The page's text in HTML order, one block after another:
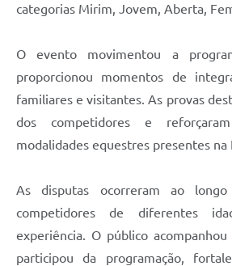
categorias Mirim, Jovem, Aberta,
O evento movimentou a
proporcionou momentos de
familiares e visitantes. As provas
dos competidores e
modalidades equestres presentes na
As disputas ocorreram ao
competidores de diferentes
experiência. O público acompanhou
participou da programação,